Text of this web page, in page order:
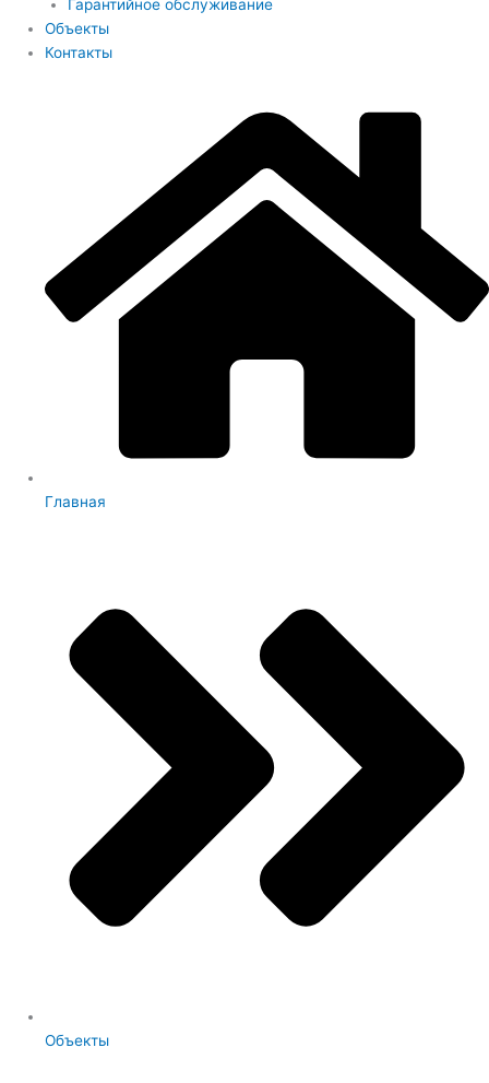
Гарантийное обслуживание
Объекты
Контакты
Главная
Объекты